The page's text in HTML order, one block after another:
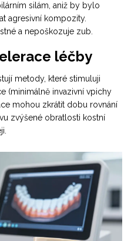
silám, aniž by bylo
agresivní kompozity.
a nepoškozuje zub.
léčby
metody, které stimuluji
(minimálně invazivní vpichy
mohou zkrátit dobu rovnání
zvýšené obratlosti kostní